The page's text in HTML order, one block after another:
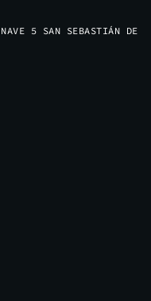
5 SAN SEBASTIÁN DE